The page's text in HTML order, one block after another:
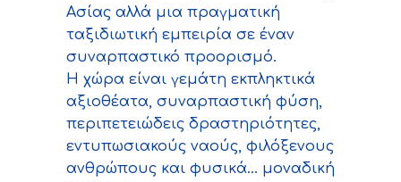
Ασίας αλλά μια πραγματική
ταξιδιωτική εμπειρία σε έναν
συναρπαστικό προορισμό.
Η χώρα είναι γεμάτη εκπληκτικά
αξιοθέατα, συναρπαστική φύση,
περιπετειώδεις δραστηριότητες,
εντυπωσιακούς ναούς, φιλόξενους
ανθρώπους και φυσικά… μοναδική